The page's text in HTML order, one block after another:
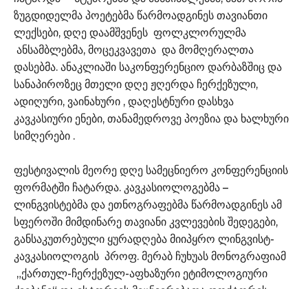
ზუგდიდელმა პოეტებმა წარმოადგინეს თავიანთი
ლექსები, დღე დაამშვენეს ფოლკლორულმა
ანსამბლებმა, მოცეკვავეთა და მომღერალთა
დასებმა. ანაკლიაში საკონფერენციო დარბაზშიც და
სანაპიროზეც მთელი დღე ჟღერდა ჩერქეზული,
ადიღური, ვაინახური , დაღესტნური დასხვა
კავკასიური ენები, თანამედროვე პოეზია და ხალხური
სიმღერები .
ფესტივალის მეორე დღე სამეცნიერო კონფერენციის
ფორმატში ჩატარდა. კავკასიოლოგებმა –
ლინგვისტებმა და ეთნოგრაფებმა წარმოადგინეს ამ
სფეროში მიმდინარე თავიანი კვლევების შედეგები,
განსაკუთრებული ყურადღება მიიპყრო ლინგვისტ-
კავკასიოლოგის პროფ. მერაბ ჩუხუას მონოგრაფიამ
„ქართულ-ჩერქეზულ-აფხაზური ეტიმოლოგიური